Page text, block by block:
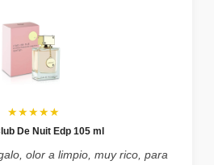
★★★★★
De Nuit Edp 105 ml
olor a limpio, muy rico, para